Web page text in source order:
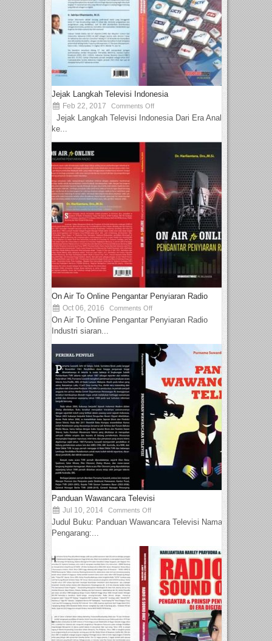
Jejak Langkah Televisi Indonesia
Feb 22, 2017 Comments Off
Jejak Langkah Televisi Indonesia Dari Era Analog
ke...
On Air To Online Pengantar Penyiaran Radio
Oct 06, 2016 Comments Off
On Air To Online Pengantar Penyiaran Radio
Industri siaran...
Panduan Wawancara Televisi
Jul 10, 2014 Comments Off
Judul Buku: Panduan Wawancara Televisi Nama
Pengarang:...